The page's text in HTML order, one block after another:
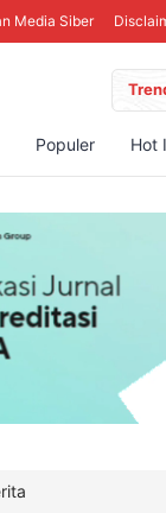
Media Siber
Populer Hot